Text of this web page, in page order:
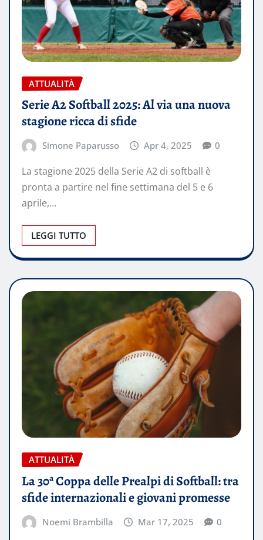
ATTUALITÀ
Serie A2 Softball 2025: Al via una nuova
stagione ricca di sfide
Simone Paparusso Apr 4, 2025 0
​La stagione 2025 della Serie A2 di softball è
pronta a partire nel fine settimana del 5 e 6
aprile,…
LEGGI TUTTO
ATTUALITÀ
La 30ª Coppa delle Prealpi di Softball: tra
sfide internazionali e giovani promesse
Noemi Brambilla Mar 17, 2025 0